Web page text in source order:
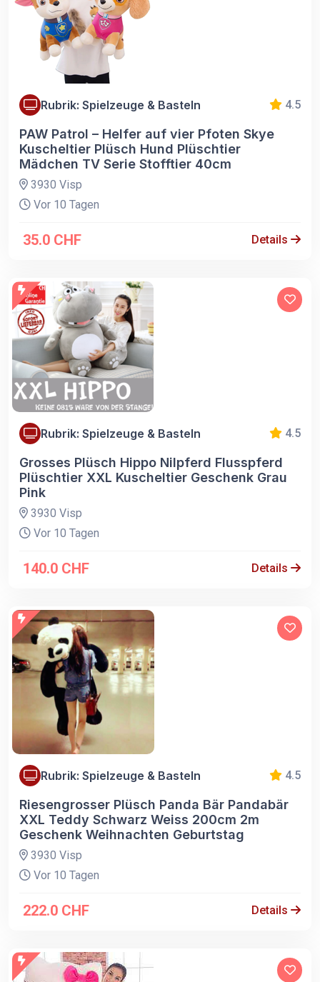
Rubrik: Spielzeuge & Basteln 4.5
PAW Patrol – Helfer auf vier Pfoten Skye
Kuscheltier Plüsch Hund Plüschtier
Mädchen TV Serie Stofftier 40cm
3930 Visp
Vor 10 Tagen
35.0 CHF Details
Rubrik: Spielzeuge & Basteln 4.5
Grosses Plüsch Hippo Nilpferd Flusspferd
Plüschtier XXL Kuscheltier Geschenk Grau
Pink
3930 Visp
Vor 10 Tagen
140.0 CHF Details
Rubrik: Spielzeuge & Basteln 4.5
Riesengrosser Plüsch Panda Bär Pandabär
XXL Teddy Schwarz Weiss 200cm 2m
Geschenk Weihnachten Geburtstag
3930 Visp
Vor 10 Tagen
222.0 CHF Details